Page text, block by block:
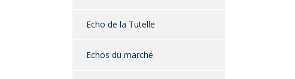
Echo de la Tutelle
Echos du marché